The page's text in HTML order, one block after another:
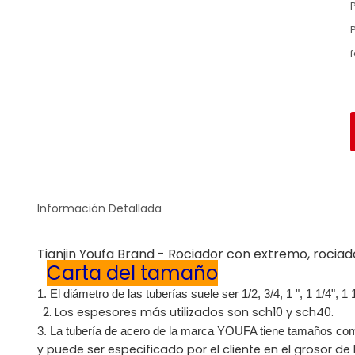
Información Detallada
Tianjin Youfa Brand - Rociador con extremo,
Carta del tamaño
1. El diámetro de las tuberías suele ser 1/2, 3/4, 1 ", 1 1/4", 1
2. Los espesores más utilizados son sch10 y sch40.
3. La tubería de acero de la marca YOUFA tiene tamaños
ypuede ser especificado por el cliente en el grosor